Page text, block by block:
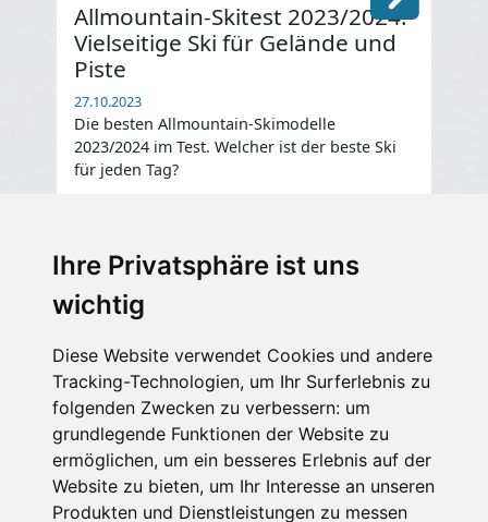
Ihre Privatsphäre ist uns
wichtig
Diese Website verwendet Cookies und andere
Tracking-Technologien, um Ihr Surferlebnis zu
folgenden Zwecken zu verbessern: um
grundlegende Funktionen der Website zu
ermöglichen, um ein besseres Erlebnis auf der
Website zu bieten, um Ihr Interesse an unseren
Produkten und Dienstleistungen zu messen
Allmountain-Skitest 2023/2024:
Vielseitige Ski für Gelände und
Piste
27.10.2023
Die besten Allmountain-Skimodelle
2023/2024 im Test. Welcher ist der beste Ski
für jeden Tag?